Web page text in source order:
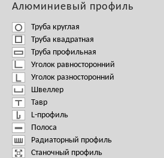
Алюминиевый профиль
Труба круглая
Труба квадратная
Труба профильная
Уголок равносторонний
Уголок разносторонний
Швеллер
Тавр
L-профиль
Полоса
Радиаторный профиль
Станочный профиль